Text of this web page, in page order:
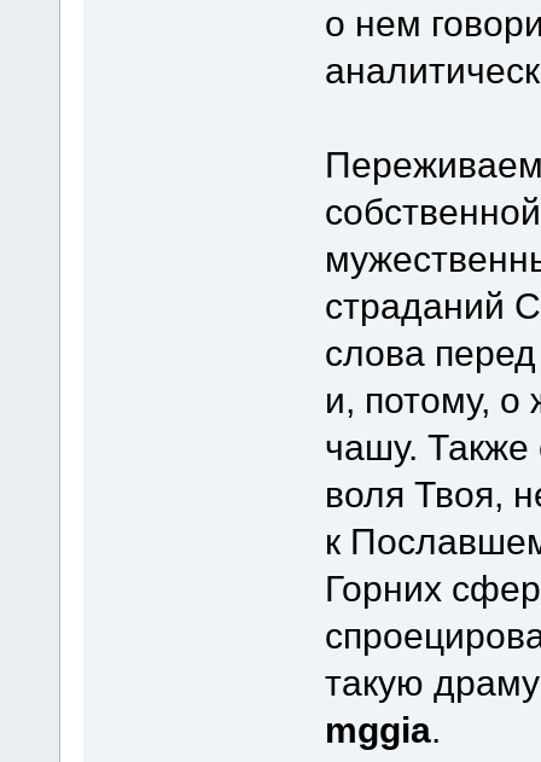
о нем
страданий
слова
и, потому, о
чашу. Также
воля Твоя,
к
Горних
такую
mggia.